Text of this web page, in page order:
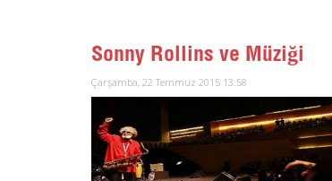
Sonny Rollins ve Müziği
Çarşamba, 22 Temmuz 2015 13:58